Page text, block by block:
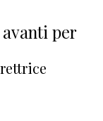
per